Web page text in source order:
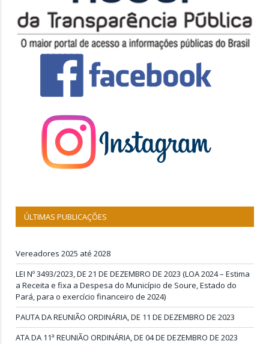
ÚLTIMAS PUBLICAÇÕES
Vereadores 2025 até 2028
LEI Nº 3493/2023, DE 21 DE DEZEMBRO DE 2023 (LOA 2024 – Estima
a Receita e fixa a Despesa do Município de Soure, Estado do
Pará, para o exercício financeiro de 2024)
PAUTA DA REUNIÃO ORDINÁRIA, DE 11 DE DEZEMBRO DE 2023
ATA DA 11ª REUNIÃO ORDINÁRIA, DE 04 DE DEZEMBRO DE 2023